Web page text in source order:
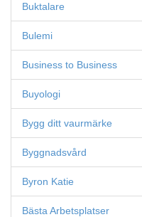
Buktalare
Bulemi
Business to Business
Buyologi
Bygg ditt vaurmärke
Byggnadsvård
Byron Katie
Bästa Arbetsplatser